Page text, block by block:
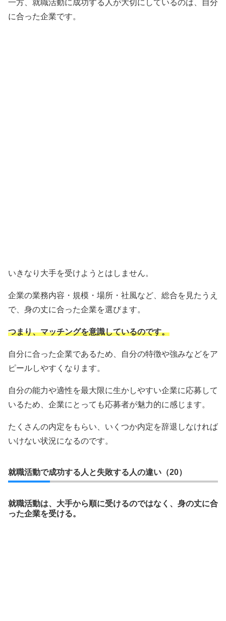
一方、就職活動に成功する人が大切にしているのは、自分
に合った企業です。
いきなり大手を受けようとはしません。
企業の業務内容・規模・場所・社風など、総合を見たうえ
で、身の丈に合った企業を選びます。
つまり、マッチングを意識しているのです。
自分に合った企業であるため、自分の特徴や強みなどをア
ピールしやすくなります。
自分の能力や適性を最大限に生かしやすい企業に応募して
いるため、企業にとっても応募者が魅力的に感じます。
たくさんの内定をもらい、いくつか内定を辞退しなければ
いけない状況になるのです。
就職活動で成功する人と失敗する人の違い（20）
就職活動は、大手から順に受けるのではなく、身の丈に合
った企業を受ける。